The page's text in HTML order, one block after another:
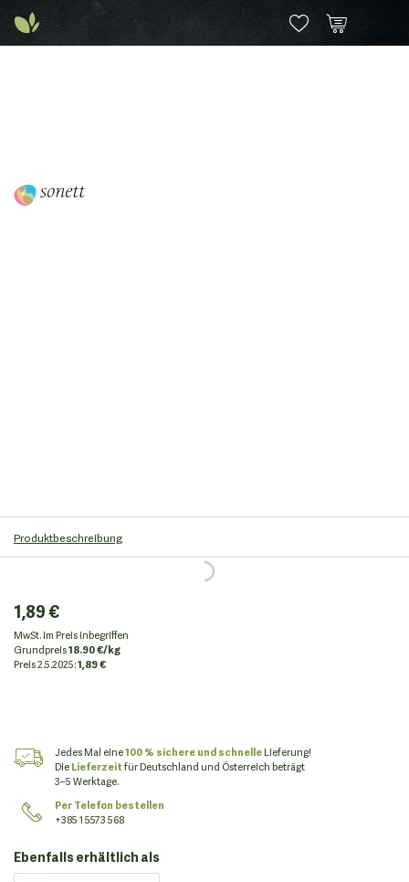
Produktbeschreibung
1,89 €
MwSt. im Preis inbegriffen
Grundpreis18.90 €/kg
Preis2.5.2025:1,89 €
Jedes Mal eine100 % sichere und schnelleLieferung!
DieLieferzeitfür Deutschland und Österreich beträgt
3–5 Werktage.
Per Telefon bestellen
+385 1 5573 568
Ebenfalls erhältlich als